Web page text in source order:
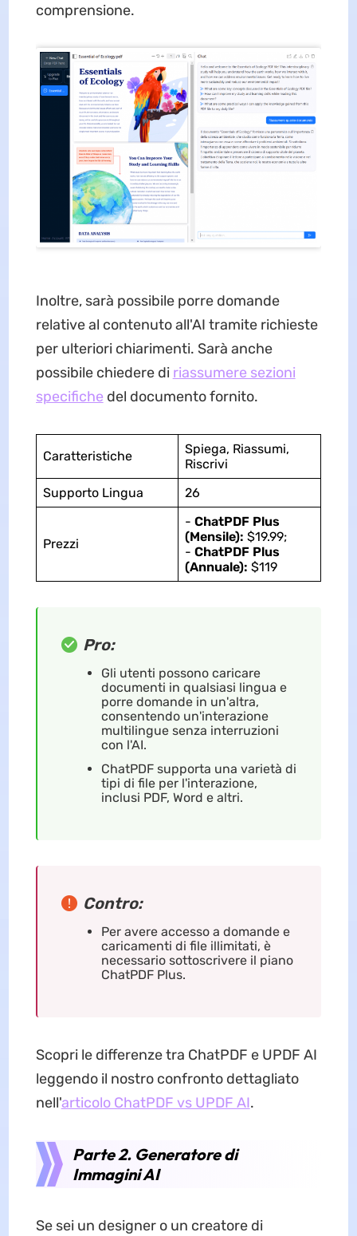
comprensione.
Inoltre, sarà possibile porre domande
relative al contenuto all'AI tramite richieste
per ulteriori chiarimenti. Sarà anche
possibile chiedere di riassumere sezioni
specifiche del documento fornito.
Caratteristiche
Spiega, Riassumi,
Riscrivi
Supporto Lingua
26
Prezzi
- ChatPDF Plus
(Mensile): $19.99;
- ChatPDF Plus
(Annuale): $119
Pro:
Gli utenti possono caricare
documenti in qualsiasi lingua e
porre domande in un'altra,
consentendo un'interazione
multilingue senza interruzioni
con l'AI.
ChatPDF supporta una varietà di
tipi di file per l'interazione,
inclusi PDF, Word e altri.
Contro:
Per avere accesso a domande e
caricamenti di file illimitati, è
necessario sottoscrivere il piano
ChatPDF Plus.
Scopri le differenze tra ChatPDF e UPDF AI
leggendo il nostro confronto dettagliato
nell'articolo ChatPDF vs UPDF AI.
Parte 2. Generatore di
Immagini AI
Se sei un designer o un creatore di